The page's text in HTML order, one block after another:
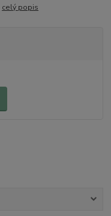
celý popis